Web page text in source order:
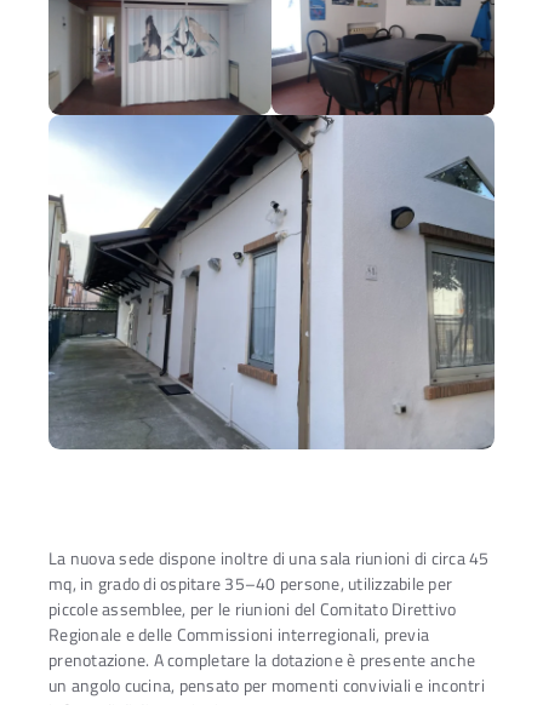
La nuova sede dispone inoltre di una sala riunioni di circa 45
mq, in grado di ospitare 35–40 persone, utilizzabile per
piccole assemblee, per le riunioni del Comitato Direttivo
Regionale e delle Commissioni interregionali, previa
prenotazione. A completare la dotazione è presente anche
un angolo cucina, pensato per momenti conviviali e incontri